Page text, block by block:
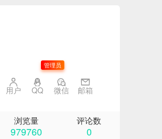
管理员
用户 QQ 微信 邮箱
浏览量
979760
评论数
0